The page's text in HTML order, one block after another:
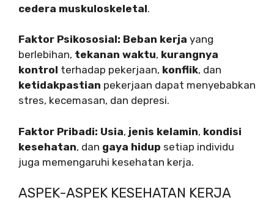
cedera muskuloskeletal.
Faktor Psikososial: Beban kerja yang
berlebihan, tekanan waktu, kurangnya
kontrol terhadap pekerjaan, konflik, dan
ketidakpastian pekerjaan dapat menyebabkan
stres, kecemasan, dan depresi.
Faktor Pribadi: Usia, jenis kelamin, kondisi
kesehatan, dan gaya hidup setiap individu
juga memengaruhi kesehatan kerja.
ASPEK-ASPEK KESEHATAN KERJA